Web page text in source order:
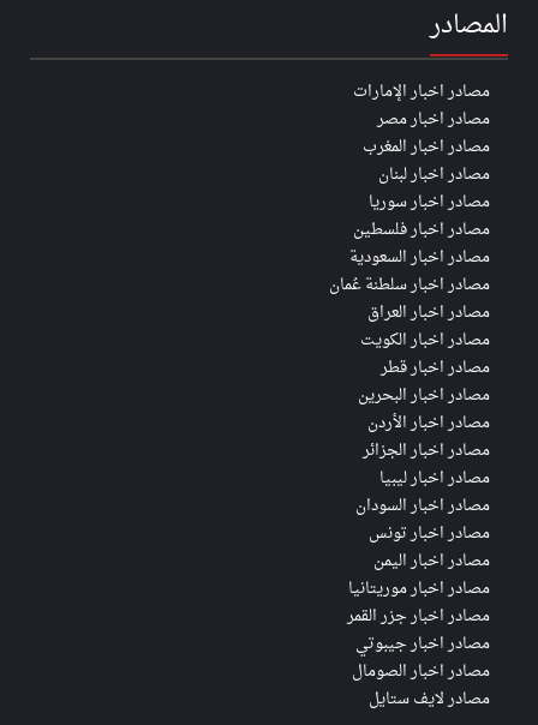
المصادر
مصادر اخبار الإمارات
مصادر اخبار مصر
مصادر اخبار المغرب
مصادر اخبار لبنان
مصادر اخبار سوريا
مصادر اخبار فلسطين
مصادر اخبار السعودية
مصادر اخبار سلطنة عُمان
مصادر اخبار العراق
مصادر اخبار الكويت
مصادر اخبار قطر
مصادر اخبار البحرين
مصادر اخبار الأردن
مصادر اخبار الجزائر
مصادر اخبار ليبيا
مصادر اخبار السودان
مصادر اخبار تونس
مصادر اخبار اليمن
مصادر اخبار موريتانيا
مصادر اخبار جزر القمر
مصادر اخبار جيبوتي
مصادر اخبار الصومال
مصادر لايف ستايل